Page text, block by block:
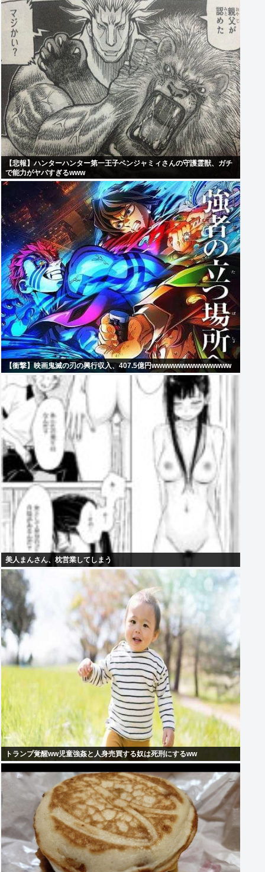
【悲報】ハンターハンター第一王子ベンジャミィさんの守護霊獣、ガチ
で能力がヤバすぎるwww
【衝撃】映画鬼滅の刃の興行収入、407.5億円wwwwwwwwwwwwwww
美人まんさん、枕営業してしまう
トランプ覚醒ww児童強姦と人身売買する奴は死刑にするww